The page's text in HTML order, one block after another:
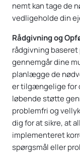
nemt kan tage de
vedligeholde din
Rådgivning og
rådgivning
gennemgår dine
planlægge de
er tilgængelige for
løbende støtte
problemfri og
dig for at sikre, at
implementeret
spørgsmål eller